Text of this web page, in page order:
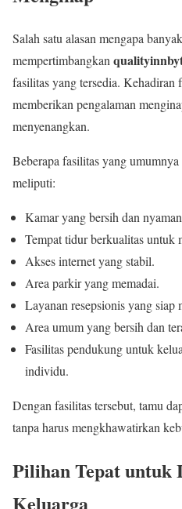
Salah satu alasan mengapa
mempertimbangkan
fasilitas yang tersedia. Kehadiran
memberikan pengalaman
menyenangkan.
Beberapa fasilitas yang
meliputi:
Kamar yang bersih dan
Tempat tidur berkualitas untuk
Akses internet yang stabil.
Area parkir yang memadai.
Layanan resepsionis yang siap
Area umum yang bersih dan
Fasilitas pendukung untuk
individu.
Dengan fasilitas tersebut, tamu
tanpa harus mengkhawatirkan
Pilihan Tepat untuk
Keluarga